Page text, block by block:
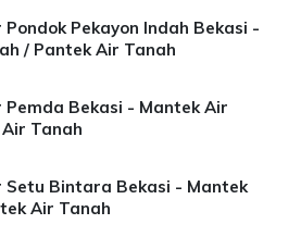
Pondok Pekayon Indah Bekasi -
/ Pantek Air Tanah
Pemda Bekasi - Mantek Air
Tanah
Setu Bintara Bekasi - Mantek
Air Tanah